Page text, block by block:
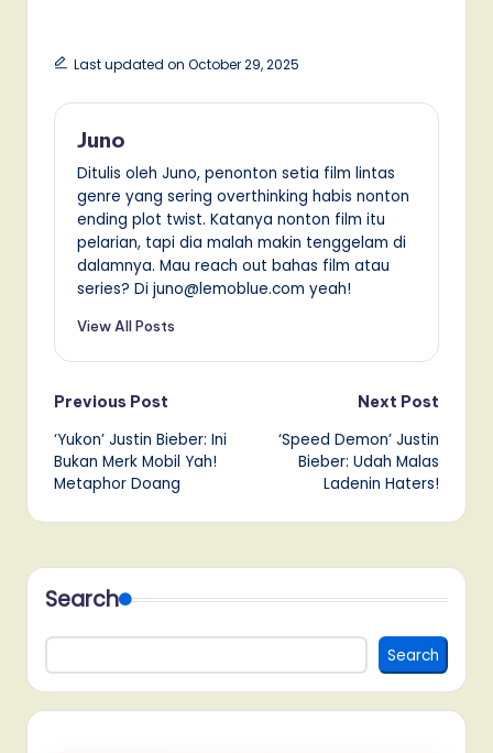
Last updated on October 29, 2025
Juno
Ditulis oleh Juno, penonton setia film lintas
genre yang sering overthinking habis nonton
ending plot twist. Katanya nonton film itu
pelarian, tapi dia malah makin tenggelam di
dalamnya. Mau reach out bahas film atau
series? Di juno@lemoblue.com yeah!
View All Posts
Post
navigation
Previous Post
‘Yukon’ Justin Bieber: Ini
Bukan Merk Mobil Yah!
Metaphor Doang
Next Post
‘Speed Demon’ Justin
Bieber: Udah Malas
Ladenin Haters!
Search
Search